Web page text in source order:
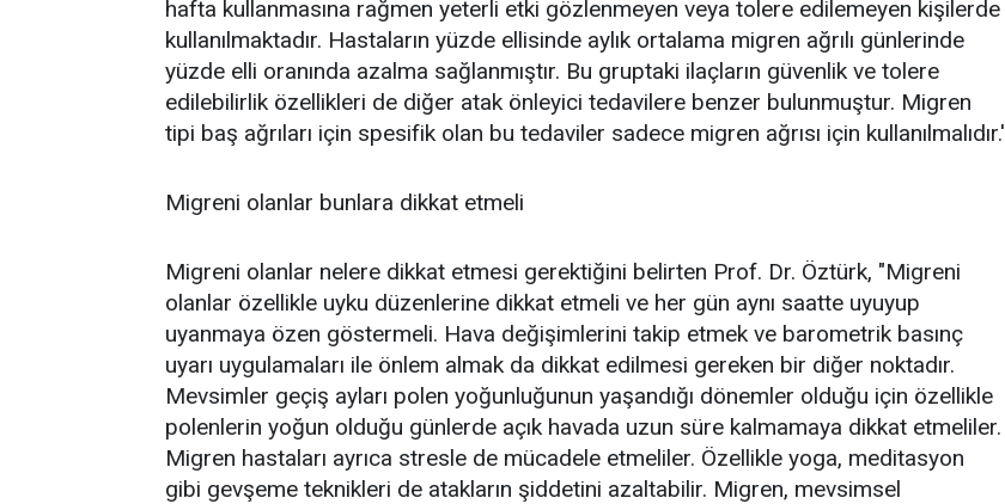
hafta kullanmasına rağmen yeterli etki gözlenmeyen veya tolere edilemeyen kişilerde
kullanılmaktadır. Hastaların yüzde ellisinde aylık ortalama migren ağrılı günlerinde
yüzde elli oranında azalma sağlanmıştır. Bu gruptaki ilaçların güvenlik ve tolere
edilebilirlik özellikleri de diğer atak önleyici tedavilere benzer bulunmuştur. Migren
tipi baş ağrıları için spesifik olan bu tedaviler sadece migren ağrısı için kullanılmalıdır.'
Migreni olanlar bunlara dikkat etmeli
Migreni olanlar nelere dikkat etmesi gerektiğini belirten Prof. Dr. Öztürk, "Migreni
olanlar özellikle uyku düzenlerine dikkat etmeli ve her gün aynı saatte uyuyup
uyanmaya özen göstermeli. Hava değişimlerini takip etmek ve barometrik basınç
uyarı uygulamaları ile önlem almak da dikkat edilmesi gereken bir diğer noktadır.
Mevsimler geçiş ayları polen yoğunluğunun yaşandığı dönemler olduğu için özellikle
polenlerin yoğun olduğu günlerde açık havada uzun süre kalmamaya dikkat etmeliler.
Migren hastaları ayrıca stresle de mücadele etmeliler. Özellikle yoga, meditasyon
gibi gevşeme teknikleri de atakların şiddetini azaltabilir. Migren, mevsimsel